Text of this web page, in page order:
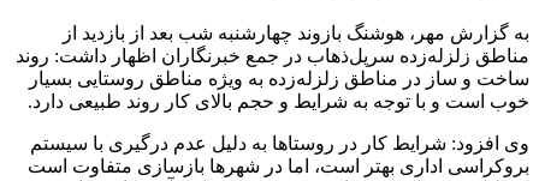
به گزارش مهر، هوشنگ بازوند چهارشنبه شب بعد از بازدید از
مناطق زلزله‌زده سرپل‌ذهاب در جمع خبرنگاران اظهار داشت: روند
ساخت و ساز در مناطق زلزله‌زده به ویژه مناطق روستایی بسیار
خوب است و با توجه به شرایط و حجم بالای کار روند طبیعی دارد.
وی افزود: شرایط کار در روستاها به دلیل عدم درگیری با سیستم
بروکراسی اداری بهتر است، اما در شهرها بازسازی متفاوت است